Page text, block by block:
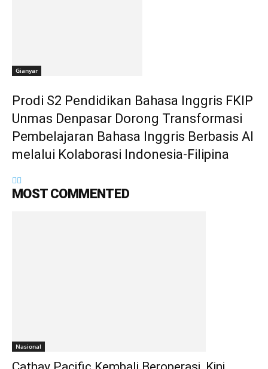
Gianyar
Prodi S2 Pendidikan Bahasa Inggris FKIP
Unmas Denpasar Dorong Transformasi
Pembelajaran Bahasa Inggris Berbasis AI
melalui Kolaborasi Indonesia-Filipina
MOST COMMENTED
Nasional